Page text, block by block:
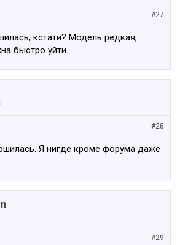
#27
кстати? Модель редкая,
быстро уйти.
#28
Я нигде кроме форума даже
#29